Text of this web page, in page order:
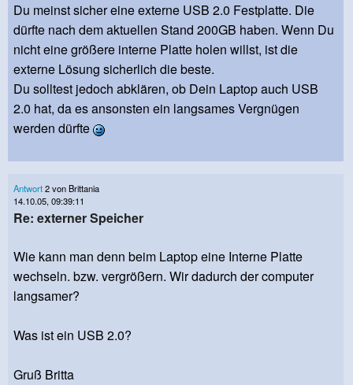
Du meinst sicher eine externe USB 2.0 Festplatte. Die
dürfte nach dem aktuellen Stand 200GB haben. Wenn Du
nicht eine größere interne Platte holen willst, ist die
externe Lösung sicherlich die beste.
Du solltest jedoch abklären, ob Dein Laptop auch USB
2.0 hat, da es ansonsten ein langsames Vergnügen
werden dürfte
Antwort2 von Brittania
14.10.05, 09:39:11
Re: externer Speicher
Wie kann man denn beim Laptop eine Interne Platte
wechseln. bzw. vergrößern. Wir dadurch der computer
langsamer?
Was ist ein USB 2.0?
Gruß Britta